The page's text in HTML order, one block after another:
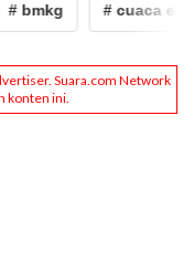
# bmkg # cuaca